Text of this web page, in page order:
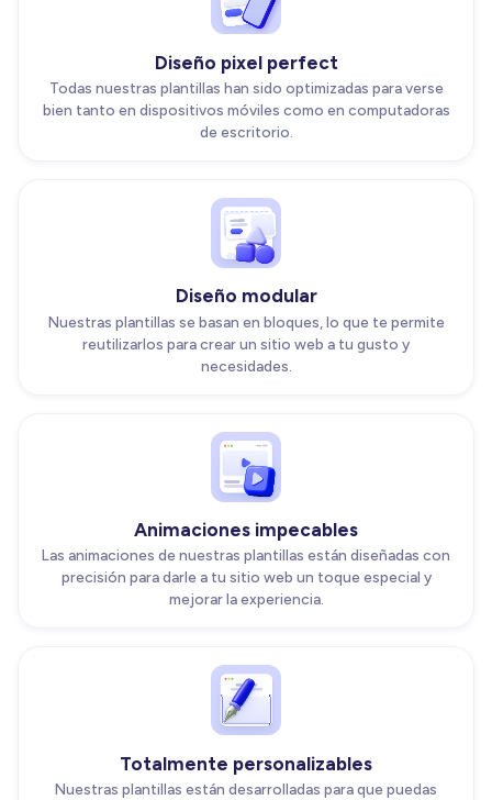
Diseño pixel perfect
Todas nuestras plantillas han sido optimizadas para verse
bien tanto en dispositivos móviles como en computadoras
de escritorio.
Diseño modular
Nuestras plantillas se basan en bloques, lo que te permite
reutilizarlos para crear un sitio web a tu gusto y
necesidades.
Animaciones impecables
Las animaciones de nuestras plantillas están diseñadas con
precisión para darle a tu sitio web un toque especial y
mejorar la experiencia.
Totalmente personalizables
Nuestras plantillas están desarrolladas para que puedas